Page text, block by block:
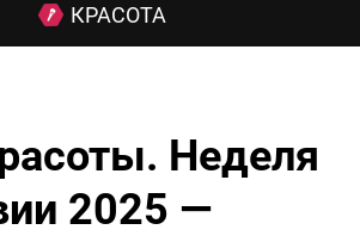
КРАСОТА
Неделя
2025 —